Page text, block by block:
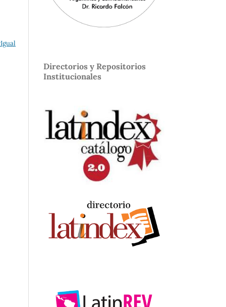
Directorios y Repositorios
Institucionales